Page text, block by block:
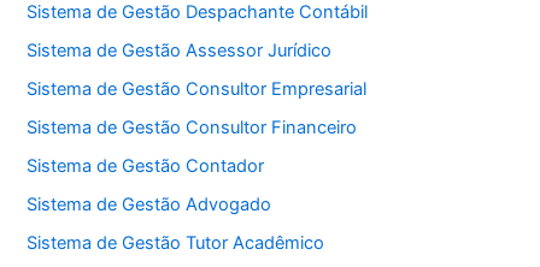
Sistema de Gestão Despachante Contábil
Sistema de Gestão Assessor Jurídico
Sistema de Gestão Consultor Empresarial
Sistema de Gestão Consultor Financeiro
Sistema de Gestão Contador
Sistema de Gestão Advogado
Sistema de Gestão Tutor Acadêmico